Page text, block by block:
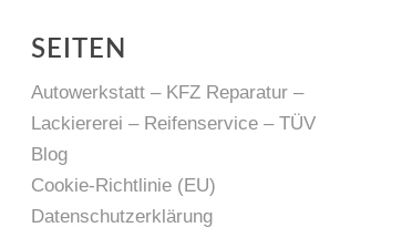
SEITEN
Autowerkstatt – KFZ Reparatur –
Lackiererei – Reifenservice – TÜV
Blog
Cookie-Richtlinie (EU)
Datenschutzerklärung